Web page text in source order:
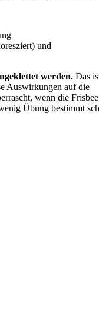
und
werden. Das
Auswirkungen auf die
wenn die
Übung bestimmt